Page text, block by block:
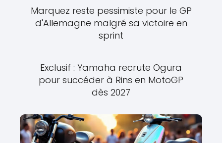
Marquez reste pessimiste pour le GP
d'Allemagne malgré sa victoire en
sprint
Exclusif : Yamaha recrute Ogura
pour succéder à Rins en MotoGP
dès 2027